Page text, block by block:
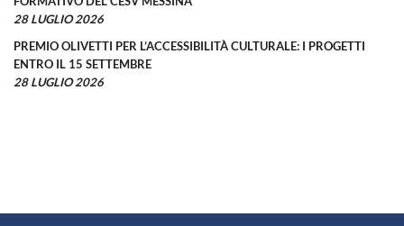
28 LUGLIO 2026
PREMIO OLIVETTI PER L’ACCESSIBILITÀ CULTURALE: I PROGETTI
ENTRO IL 15 SETTEMBRE
28 LUGLIO 2026